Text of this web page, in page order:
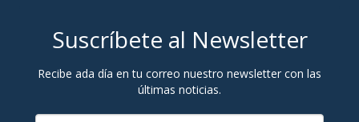
Suscríbete al Newsletter
Recibe ada día en tu correo nuestro newsletter con las
últimas noticias.